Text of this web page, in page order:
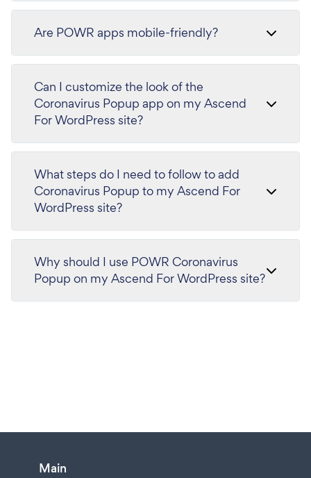
Are POWR apps mobile-friendly?
Can I customize the look of the
Coronavirus Popup app on my Ascend
For WordPress site?
What steps do I need to follow to add
Coronavirus Popup to my Ascend For
WordPress site?
Why should I use POWR Coronavirus
Popup on my Ascend For WordPress site?
Main